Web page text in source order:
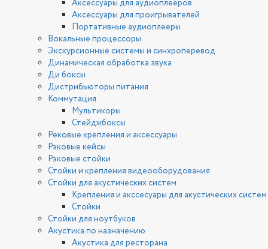
Аксессуары для аудиоплееров
Аксессуары для проигрывателей
Портативные аудиоплееры
Вокальные процессоры
Экскурсионные системы и синхроперевод
Динамическая обработка звука
Ди боксы
Дистрибьюторы питания
Коммутация
Мультикоры
Стейджбоксы
Рековые крепления и аксессуары
Рэковые кейсы
Рэковые стойки
Стойки и крепления видеооборудования
Стойки для акустических систем
Крепления и акссесуары для акустических систем
Стойки
Стойки для ноутбуков
Акустика по назначению
Акустика для ресторана